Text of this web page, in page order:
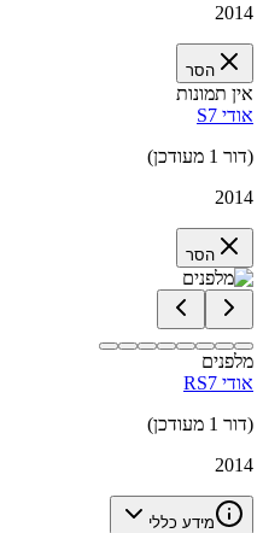
2014
הסר
אין תמונות
אודי S7
(דור 1 מעודכן)
2014
הסר
מלפנים
אודי RS7
(דור 1 מעודכן)
2014
מידע כללי